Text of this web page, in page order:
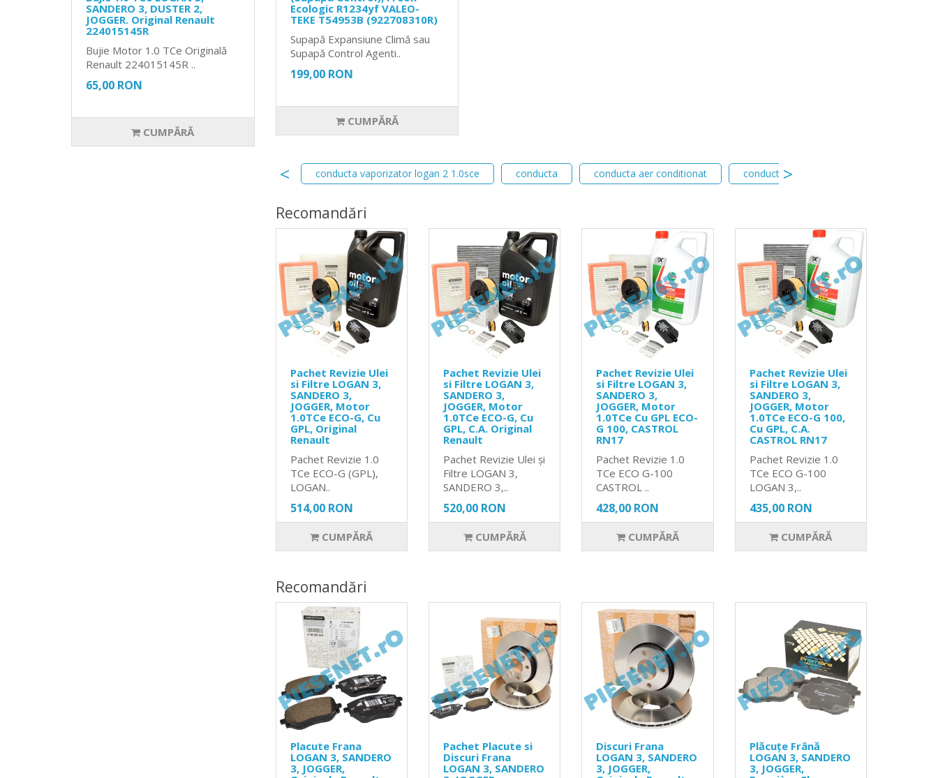
SANDERO 3, DUSTER 2,
JOGGER. Original Renault
224015145R
Bujie Motor 1.0 TCe Originală
Renault 224015145R ..
65,00 RON
CUMPĂRĂ
Ecologic R1234yf VALEO-
TEKE T54953B (922708310R)
Supapă Expansiune Climă sau
Supapă Control Agenti..
199,00 RON
CUMPĂRĂ
conducta vaporizator logan 2 1.0sce conducta conducta aer conditionat conducta aer conditionat logan 2
Recomandări
Pachet Revizie Ulei
si Filtre LOGAN 3,
SANDERO 3,
JOGGER, Motor
1.0TCe ECO-G, Cu
GPL, Original
Renault
Pachet Revizie 1.0
TCe ECO-G (GPL),
LOGAN..
514,00 RON
CUMPĂRĂ
Pachet Revizie Ulei
si Filtre LOGAN 3,
SANDERO 3,
JOGGER, Motor
1.0TCe ECO-G, Cu
GPL, C.A. Original
Renault
Pachet Revizie Ulei și
Filtre LOGAN 3,
SANDERO 3,..
520,00 RON
CUMPĂRĂ
Pachet Revizie Ulei
si Filtre LOGAN 3,
SANDERO 3,
JOGGER, Motor
1.0TCe Cu GPL ECO-
G 100, CASTROL
RN17
Pachet Revizie 1.0
TCe ECO G-100
CASTROL ..
428,00 RON
CUMPĂRĂ
Pachet Revizie Ulei
si Filtre LOGAN 3,
SANDERO 3,
JOGGER, Motor
1.0TCe ECO-G 100,
Cu GPL, C.A.
CASTROL RN17
Pachet Revizie 1.0
TCe ECO G-100
LOGAN 3,..
435,00 RON
CUMPĂRĂ
Recomandări
Placute Frana
LOGAN 3, SANDERO
3, JOGGER,
Pachet Placute si
Discuri Frana
LOGAN 3, SANDERO
Discuri Frana
LOGAN 3, SANDERO
3, JOGGER,
Plăcuțe Frână
LOGAN 3, SANDERO
3, JOGGER,